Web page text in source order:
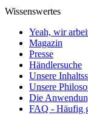
Wissenswertes
Yeah, wir
Magazin
Presse
Händlersuche
Unsere
Unsere
Die
FAQ - Häufig